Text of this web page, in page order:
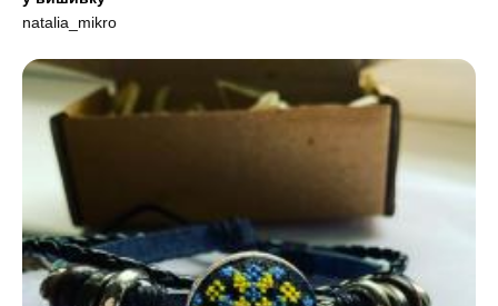
natalia_mikro